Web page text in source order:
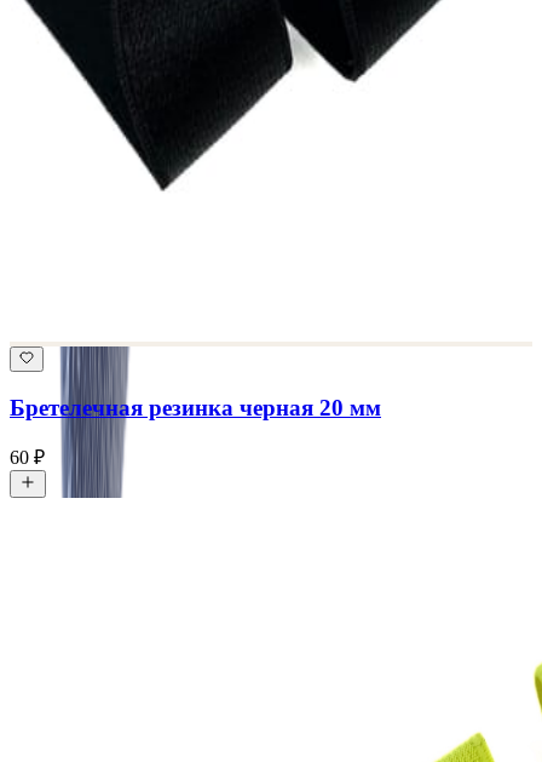
Бретелечная резинка черная 20 мм
60 ₽